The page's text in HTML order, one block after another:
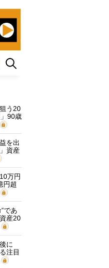
う20
90歳
を出
資産
万円
円超
であ
産20
に
注目